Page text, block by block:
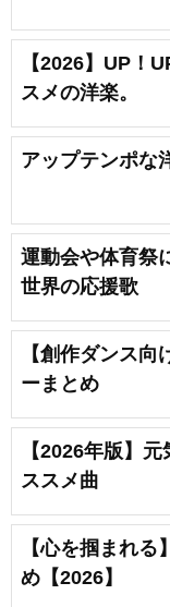
【2026】UP！
スメの洋楽。
アップテンポな
運動会や体育祭
世界の応援歌
【創作ダンス
ーまとめ
【2026年版】
ススメ曲
【心を掴まれ
め【2026】